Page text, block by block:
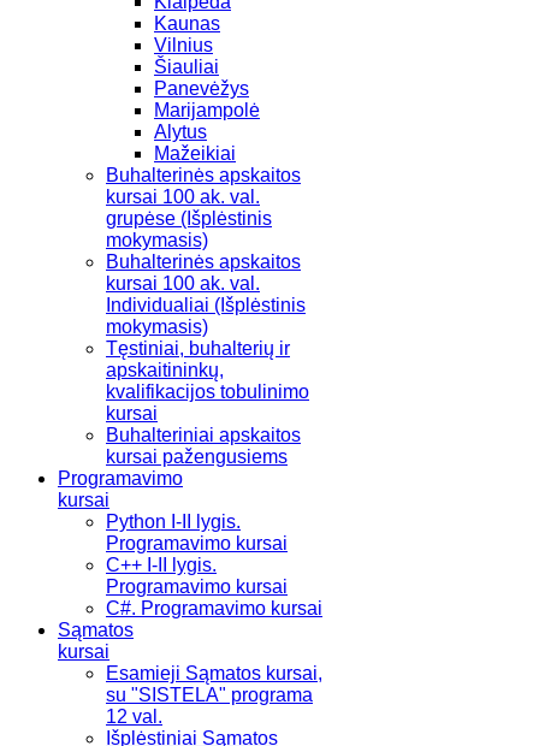
Kaunas
Vilnius
Šiauliai
Panevėžys
Marijampolė
Alytus
Mažeikiai
Buhalterinės apskaitos
kursai 100 ak. val.
grupėse (Išplėstinis
mokymasis)
Buhalterinės apskaitos
kursai 100 ak. val.
Individualiai (Išplėstinis
mokymasis)
Tęstiniai, buhalterių ir
apskaitininkų,
kvalifikacijos tobulinimo
kursai
Buhalteriniai apskaitos
kursai pažengusiems
Programavimo
kursai
Python I-II lygis.
Programavimo kursai
C++ I-II lygis.
Programavimo kursai
C#. Programavimo kursai
Sąmatos
kursai
Esamieji Sąmatos kursai,
su "SISTELA" programa
12 val.
Išplėstiniai Sąmatos